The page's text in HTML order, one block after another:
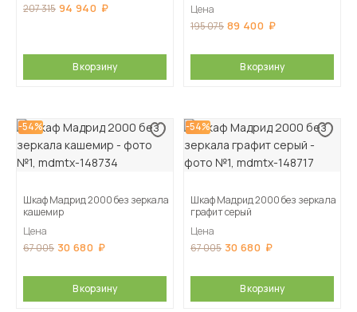
207 315 94 940
В корзину
Цена
195 075 89 400
В корзину
-54%
Шкаф Мадрид 2000 без зеркала
кашемир
Цена
67 005 30 680
В корзину
-54%
Шкаф Мадрид 2000 без зеркала
графит серый
Цена
67 005 30 680
В корзину